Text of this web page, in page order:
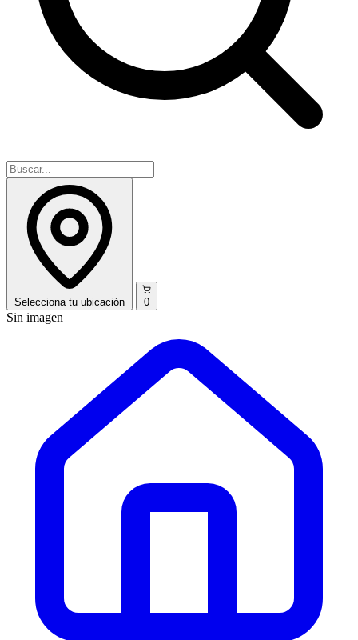
Selecciona tu ubicación 0
Sin imagen